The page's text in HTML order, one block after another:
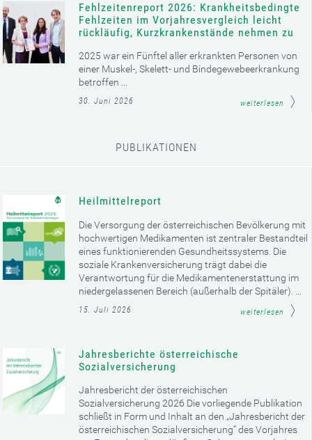
Fehlzeitenreport 2026: Krankheitsbedingte
Fehlzeiten im Vorjahresvergleich leicht
rückläufig, Kurzkrankenstände nehmen zu
2025 war ein Fünftel aller erkrankten Personen von
einer Muskel-, Skelett- und Bindegewebeerkrankung
betroffen ...
30. Juni 2026 weiterlesen
PUBLIKATIONEN
Heilmittelreport
Die Versorgung der österreichischen Bevölkerung mit
hochwertigen Medikamenten ist zentraler Bestandteil
eines funktionierenden Gesundheitssystems. Die
soziale Krankenversicherung trägt dabei die
Verantwortung für die Medikamentenerstattung im
niedergelassenen Bereich (außerhalb der Spitäler). ...
15. Juli 2026 weiterlesen
Jahresberichte österreichische
Sozialversicherung
Jahresbericht der österreichischen
Sozialversicherung 2026 Die vorliegende Publikation
schließt in Form und Inhalt an den „Jahresbericht der
österreichischen Sozialversicherung“ des Vorjahres